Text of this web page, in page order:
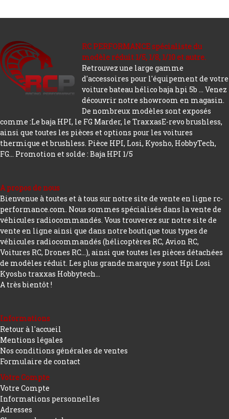
RC PERFORMANCE spécialiste du
modèle réduit 1/5, 1/8, 1/10 et autre.
Retrouvez une large gamme
d'accessoires pour l'équipement de votre
voiture bateau hélico baja hpi 5b ... Venez
découvrir notre showroom en magasin.
De nombreux modèles sont exposés
comme :Le baja HPI, le FG Marder, le TraxxasE-revo brushless,
ainsi que toutes les pièces et options pour les voitures
thermique et brushless. Pièce HPI, Losi, Kyosho, HobbyTech,
FG... Promotion et solde : Baja HPI 1/5
A propos de nous
Bienvenue à toutes et à tous sur notre site de vente en ligne rc-
performance.com. Nous sommes spécialisés dans la vente de
véhicules radiocommandés. Vous trouverez sur notre site de
vente en ligne ainsi que dans notre boutique tous types de
véhicules radiocommandés (hélicoptères RC, Avion RC,
Voitures RC, Drones RC…), ainsi que toutes les pièces détachées
de modèles réduit. Les plus grande marque y sont Hpi Losi
Kyosho traxxas Hobbytech...
A très bientôt !
Informations
Retour à l'accueil
Mentions légales
Nos conditions générales de ventes
Formulaire de contact
Votre Compte
Votre Compte
Informations personnelles
Adresses